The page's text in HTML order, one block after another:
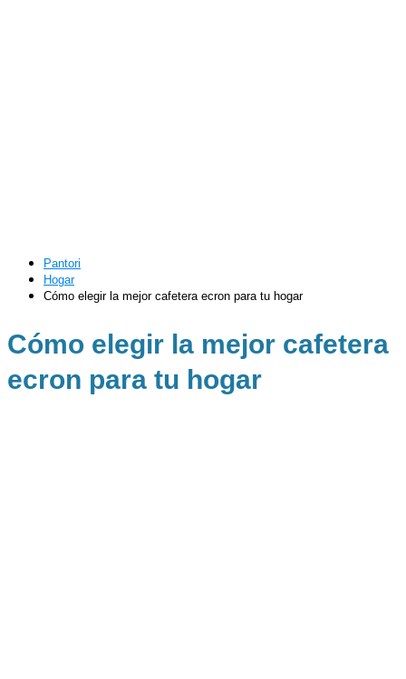
Pantori
Hogar
Cómo elegir la mejor cafetera ecron para tu hogar
Cómo elegir la mejor cafetera
ecron para tu hogar